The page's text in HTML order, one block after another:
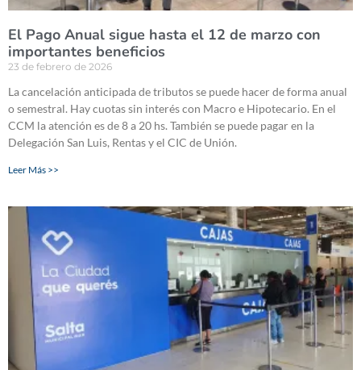
El Pago Anual sigue hasta el 12 de marzo con
importantes beneficios
23 de febrero de 2026
La cancelación anticipada de tributos se puede hacer de forma anual
o semestral. Hay cuotas sin interés con Macro e Hipotecario. En el
CCM la atención es de 8 a 20 hs. También se puede pagar en la
Delegación San Luis, Rentas y el CIC de Unión.
Leer Más >>